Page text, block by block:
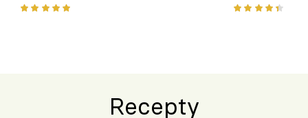
chuťovka z grilu
Recepty